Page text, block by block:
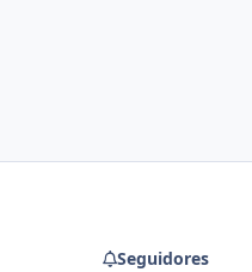
Seguidores